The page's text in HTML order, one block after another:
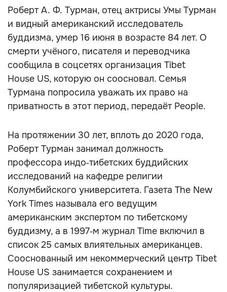
Роберт А. Ф. Турман, отец актрисы Умы Турман
и видный американский исследователь
буддизма, умер 16 июня в возрасте 84 лет. О
смерти учёного, писателя и переводчика
сообщила в соцсетях организация Tibet
House US, которую он соосновал. Семья
Турмана попросила уважать их право на
приватность в этот период, передаёт People.
На протяжении 30 лет, вплоть до 2020 года,
Роберт Турман занимал должность
профессора индо‑тибетских буддийских
исследований на кафедре религии
Колумбийского университета. Газета The New
York Times называла его ведущим
американским экспертом по тибетскому
буддизму, а в 1997‑м журнал Time включил в
список 25 самых влиятельных американцев.
Сооснованный им некоммерческий центр Tibet
House US занимается сохранением и
популяризацией тибетской культуры.